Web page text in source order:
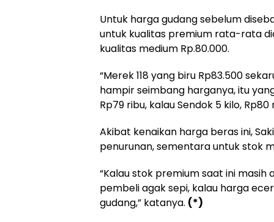
Untuk harga gudang sebelum
untuk kualitas premium rata-rata
kualitas medium Rp.80.000.
“Merek 118 yang biru Rp83.500
hampir seimbang harganya, itu
Rp79 ribu, kalau Sendok 5 kilo, Rp80
Akibat kenaikan harga beras ini,
penurunan, sementara untuk stok
“Kalau stok premium saat ini
pembeli agak sepi, kalau harga
gudang,” katanya. (*)